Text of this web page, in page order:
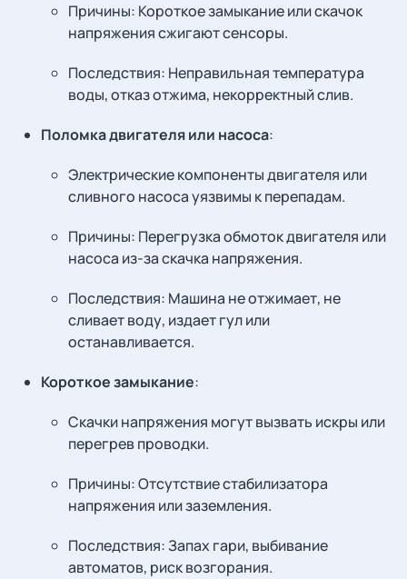
Причины: Короткое замыкание или скачок
напряжения сжигают сенсоры.
Последствия: Неправильная температура
воды, отказ отжима, некорректный слив.
Поломка двигателя или насоса:
Электрические компоненты двигателя или
сливного насоса уязвимы к перепадам.
Причины: Перегрузка обмоток двигателя или
насоса из-за скачка напряжения.
Последствия: Машина не отжимает, не
сливает воду, издает гул или
останавливается.
Короткое замыкание:
Скачки напряжения могут вызвать искры или
перегрев проводки.
Причины: Отсутствие стабилизатора
напряжения или заземления.
Последствия: Запах гари, выбивание
автоматов, риск возгорания.